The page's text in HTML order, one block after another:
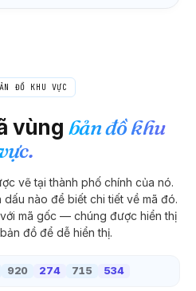
ĐỒ KHU VỰC
vùng bản đồ khu
vẽ tại thành phố chính của nó.
nào để biết chi tiết về mã đó.
mã gốc — chúng được hiển thị
đồ để dễ hiển thị.
920 274 715 534